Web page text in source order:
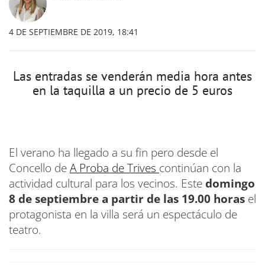
4 DE SEPTIEMBRE DE 2019, 18:41
Las entradas se venderán media hora antes
en la taquilla a un precio de 5 euros
El verano ha llegado a su fin pero desde el
Concello deA Proba de Trives continúan con la
actividad cultural para los vecinos. Este domingo
8 de septiembre a partir de las 19.00 horas el
protagonista en la villa será un espectáculo de
teatro.